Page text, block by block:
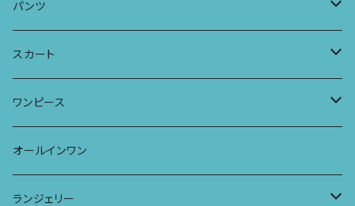
Tシャツ
パーカー
ワンピース
フレンチスリーブラウス
サーフパンツ
ドレス
ストール
タンクトップ・キャミソール
タンクトップ
キャミソール
ワイドTシャツ
チュニックTシャツ
七分袖トップス
ラグランスリーブトップス
パンツ
アラジンパンツ
ポケット付きアラジンパンツ
ワイドパンツ
ポケット付きワイドパンツ
スカート
マキシスカート
ワンピース
ワンピース
オールインワン
オールインワン
ランジェリー